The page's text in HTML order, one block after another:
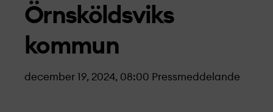
Örnsköldsviks
kommun
december 19, 2024, 08:00 Pressmeddelande